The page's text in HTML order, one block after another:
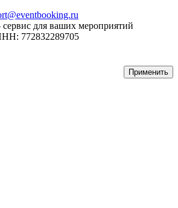
для ваших мероприятий
772832289705
Применить